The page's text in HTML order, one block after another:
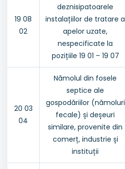
19 08
02
deznisipatoarele
instalațiilor de tratare a
apelor uzate,
nespecificate la
pozițiile 19 01 – 19 07
20 03
04
Nămolul din fosele
septice ale
gospodăriilor (nămoluri
fecale) și deșeuri
similare, provenite din
comerț, industrie și
instituții